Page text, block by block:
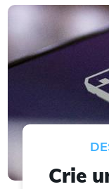
Crie